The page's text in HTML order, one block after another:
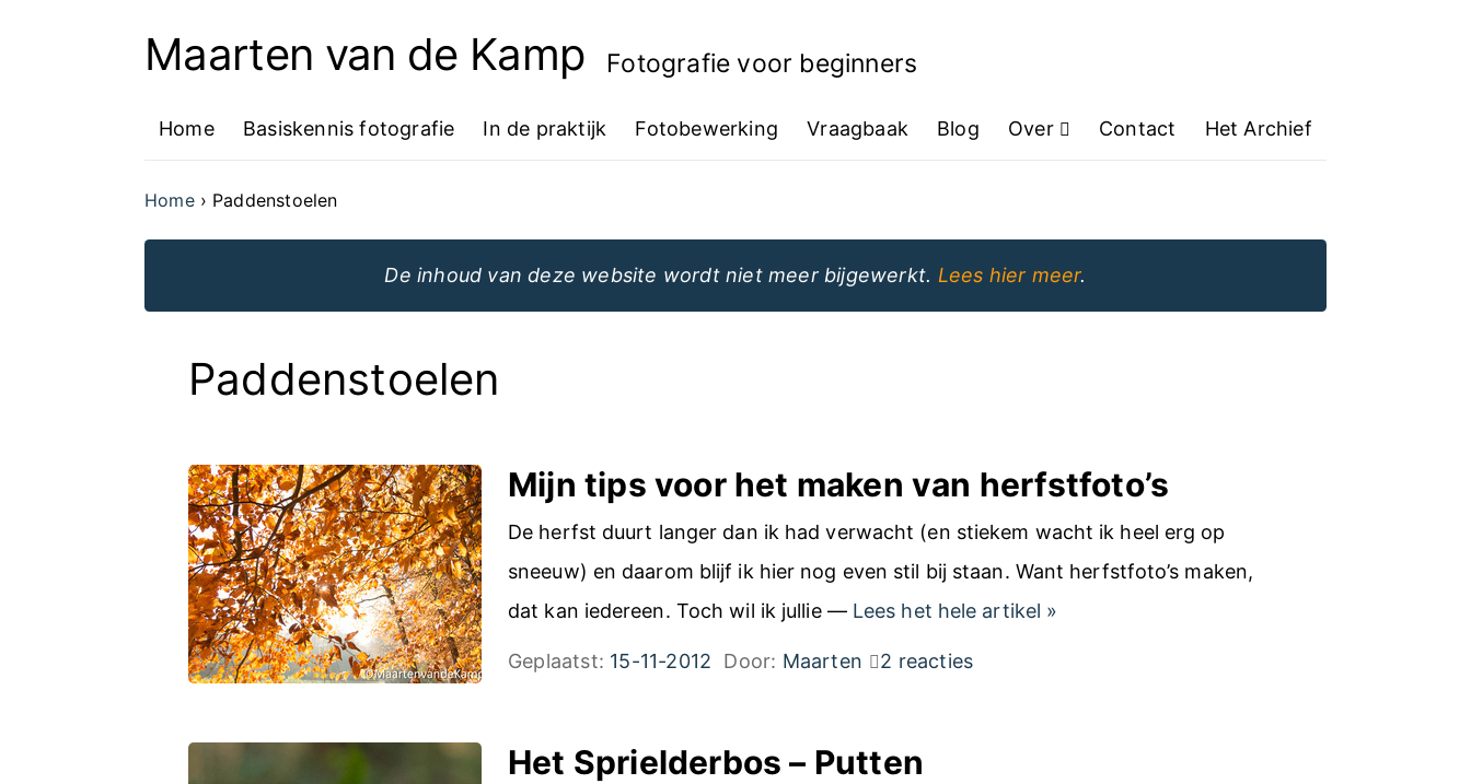
Ga
de
van
de
Maarten van de Kamp Fotografie voor beginners
Home Basiskennis fotografie In de praktijk Fotobewerking Vraagbaak Blog Over Contact Het Archief
Home Paddenstoelen
De inhoud van deze website wordt niet meer bijgewerkt. Lees hier meer.
Paddenstoelen
Mijn tips voor het maken van herfstfoto’s
De herfst duurt langer dan ik had verwacht (en stiekem wacht ik heel erg op
sneeuw) en daarom blijf ik hier nog even stil bij staan. Want herfstfoto’s maken,
dat kan iedereen. Toch wil ik jullie — Lees het hele artikel M
»
Geplaatst: 15-11-2012 Door: Maarten 2 reacties
Het Sprielderbos – Putten